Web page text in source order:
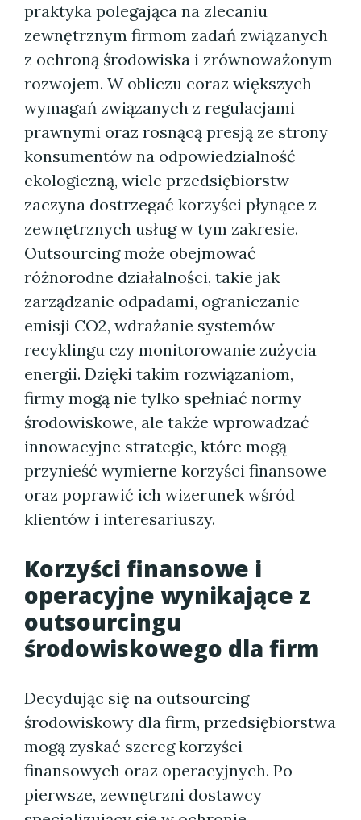
praktyka polegająca na zlecaniu
zewnętrznym firmom zadań związanych
z ochroną środowiska i zrównoważonym
rozwojem. W obliczu coraz większych
wymagań związanych z regulacjami
prawnymi oraz rosnącą presją ze strony
konsumentów na odpowiedzialność
ekologiczną, wiele przedsiębiorstw
zaczyna dostrzegać korzyści płynące z
zewnętrznych usług w tym zakresie.
Outsourcing może obejmować
różnorodne działalności, takie jak
zarządzanie odpadami, ograniczanie
emisji CO2, wdrażanie systemów
recyklingu czy monitorowanie zużycia
energii. Dzięki takim rozwiązaniom,
firmy mogą nie tylko spełniać normy
środowiskowe, ale także wprowadzać
innowacyjne strategie, które mogą
przynieść wymierne korzyści finansowe
oraz poprawić ich wizerunek wśród
klientów i interesariuszy.
Korzyści finansowe i
operacyjne wynikające z
outsourcingu
środowiskowego dla firm
Decydując się na outsourcing
środowiskowy dla firm, przedsiębiorstwa
mogą zyskać szereg korzyści
finansowych oraz operacyjnych. Po
pierwsze, zewnętrzni dostawcy